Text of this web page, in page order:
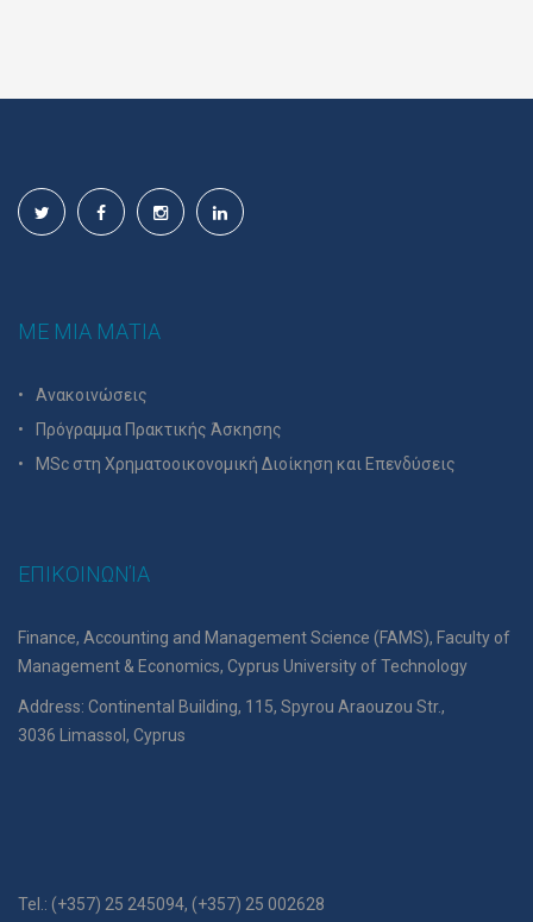
ΜΕ ΜΙΑ ΜΑΤΙΑ
Ανακοινώσεις
Πρόγραμμα Πρακτικής Άσκησης
MSc στη Χρηματοοικονομική Διοίκηση και Επενδύσεις
ΕΠΙΚΟΙΝΩΝΊΑ
Finance, Accounting and Management Science (FAMS), Faculty of
Management & Economics, Cyprus University of Technology
Address: Continental Building, 115, Spyrou Araouzou Str.,
3036 Limassol, Cyprus
Tel.: (+357) 25 245094, (+357) 25 002628